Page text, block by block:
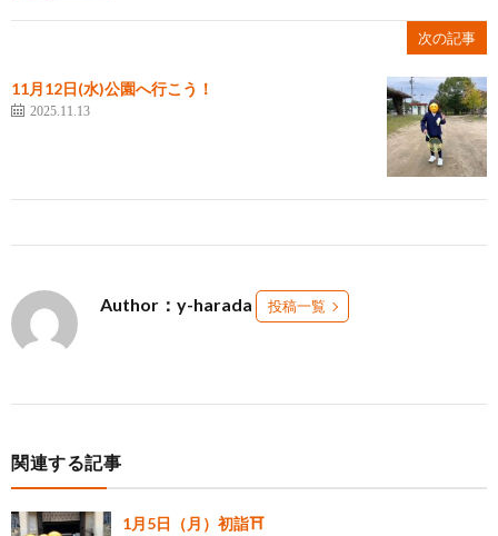
次の記事
11月12日(水)公園へ行こう！
2025.11.13
Author：y-harada 投稿一覧
関連する記事
1月5日（月）初詣⛩